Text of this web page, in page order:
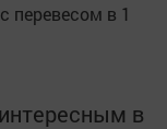
перевесом в 1
в